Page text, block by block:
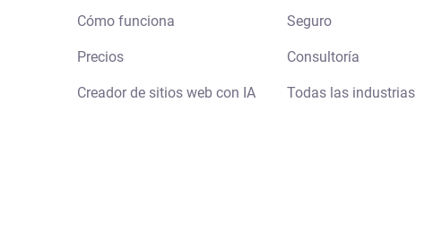
Cómo funciona
Precios
Creador de sitios web con IA
Seguro
Consultoría
Todas las industrias